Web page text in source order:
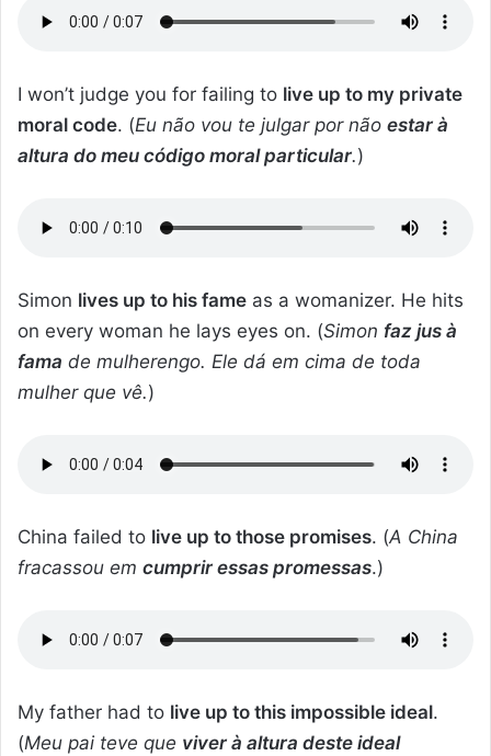
I won’t judge you for failing to live up to my private
moral code. (Eu não vou te julgar por não estar à
altura do meu código moral particular.)
Simon lives up to his fame as a womanizer. He hits
on every woman he lays eyes on. (Simon faz jus à
fama de mulherengo. Ele dá em cima de toda
mulher que vê.)
China failed to live up to those promises. (A China
fracassou em cumprir essas promessas.)
My father had to live up to this impossible ideal.
(Meu pai teve que viver à altura deste ideal